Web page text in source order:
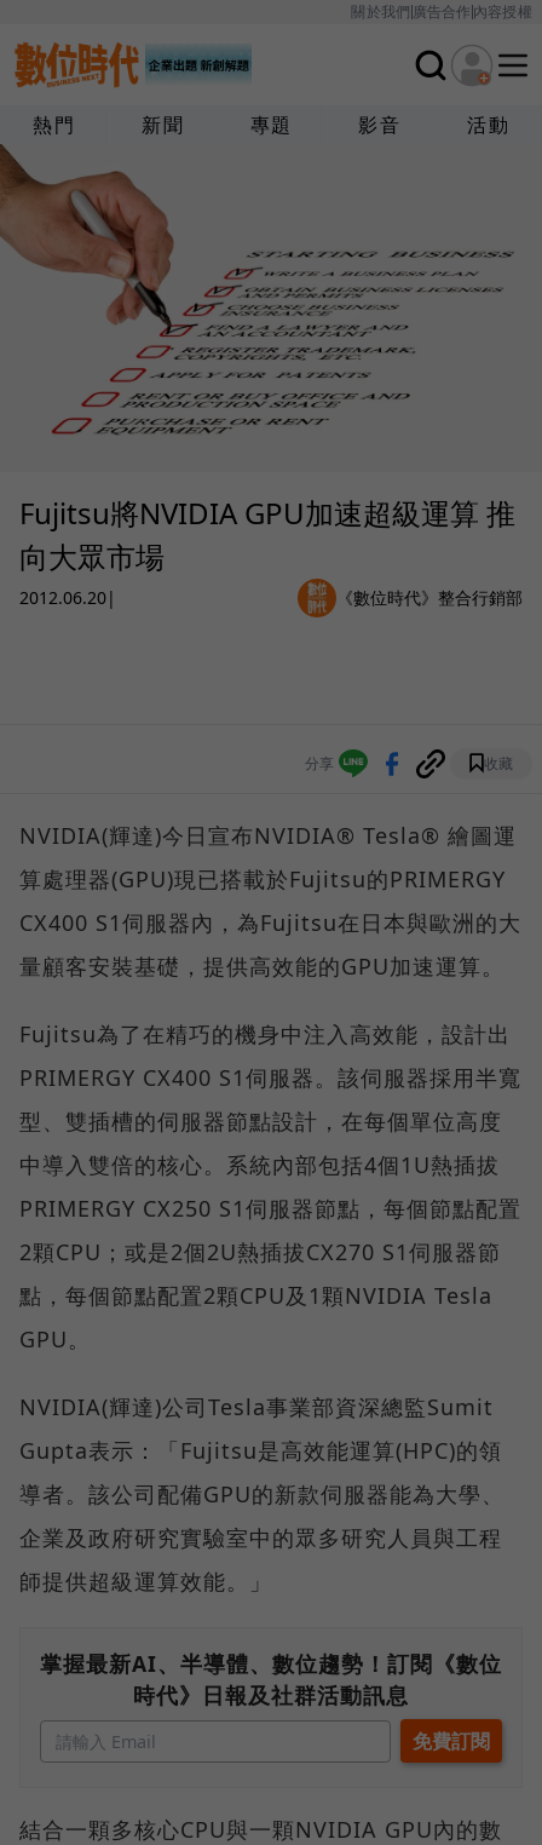
關於我們廣告合作內容授權
熱門 新聞 專題 影音 活動
Fujitsu將NVIDIA GPU加速超級運算 推
向大眾市場
2012.06.20| 《數位時代》整合行銷部
分享 收藏
NVIDIA(輝達)今日宣布NVIDIA® Tesla® 繪圖運
算處理器(GPU)現已搭載於Fujitsu的PRIMERGY
CX400 S1伺服器內，為Fujitsu在日本與歐洲的大
量顧客安裝基礎，提供高效能的GPU加速運算。
Fujitsu為了在精巧的機身中注入高效能，設計出
PRIMERGY CX400 S1伺服器。該伺服器採用半寬
型、雙插槽的伺服器節點設計，在每個單位高度
中導入雙倍的核心。系統內部包括4個1U熱插拔
PRIMERGY CX250 S1伺服器節點，每個節點配置
2顆CPU；或是2個2U熱插拔CX270 S1伺服器節
點，每個節點配置2顆CPU及1顆NVIDIA Tesla
GPU。
NVIDIA(輝達)公司Tesla事業部資深總監Sumit
Gupta表示：「Fujitsu是高效能運算(HPC)的領
導者。該公司配備GPU的新款伺服器能為大學、
企業及政府研究實驗室中的眾多研究人員與工程
師提供超級運算效能。」
掌握最新AI、半導體、數位趨勢！訂閱《數位
時代》日報及社群活動訊息
結合一顆多核心CPU與一顆NVIDIA GPU內的數